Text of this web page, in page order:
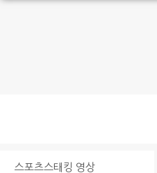
스포츠스태킹 영상